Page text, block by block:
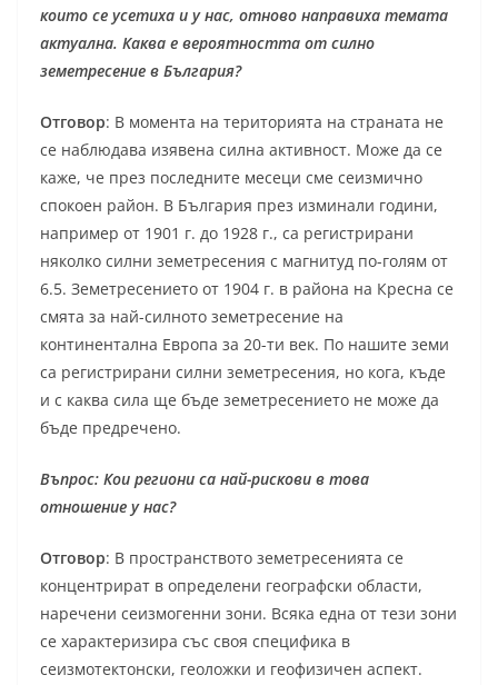
които се усетиха и у нас, отново направиха темата
актуална. Каква е вероятността от силно
земетресение в България?
Отговор: В момента на територията на страната не
се наблюдава изявена силна активност. Може да се
каже, че през последните месеци сме сеизмично
спокоен район. В България през изминали години,
например от 1901 г. до 1928 г., са регистрирани
няколко силни земетресения с магнитуд по-голям от
6.5. Земетресението от 1904 г. в района на Кресна се
смята за най-силното земетресение на
континентална Европа за 20-ти век. По нашите земи
са регистрирани силни земетресения, но кога, къде
и с каква сила ще бъде земетресението не може да
бъде предречено.
Въпрос: Кои региони са най-рискови в това
отношение у нас?
Отговор: В пространството земетресенията се
концентрират в определени географски области,
наречени сеизмогенни зони. Всяка една от тези зони
се характеризира със своя специфика в
сеизмотектонски, геоложки и геофизичен аспект.